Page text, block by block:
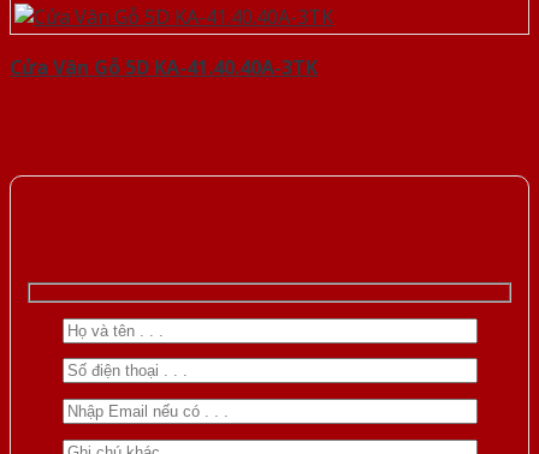
Cửa Vân Gỗ 5D KA-41.40.40A-3TK